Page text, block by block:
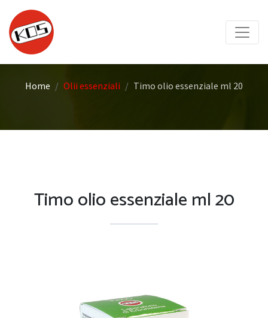
Home Olii essenziali Timo olio essenziale ml 20
Timo olio essenziale ml 20